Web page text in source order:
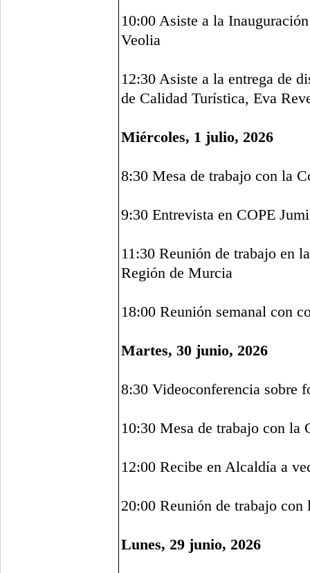
10:00 Asiste a la
Veolia
12:30 Asiste a la entrega de
de Calidad Turística, Eva
Miércoles, 1 julio, 2026
8:30 Mesa de trabajo con la
9:30 Entrevista en COPE
11:30 Reunión de trabajo en
Región de Murcia
18:00 Reunión semanal con
Martes, 30 junio, 2026
8:30 Videoconferencia sobre
10:30 Mesa de trabajo con
12:00 Recibe en Alcaldía a
20:00 Reunión de trabajo con
Lunes, 29 junio, 2026